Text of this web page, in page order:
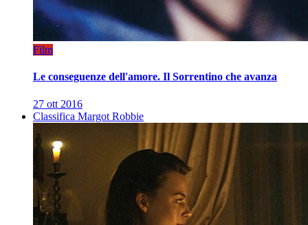
Film
Le conseguenze dell'amore. Il Sorrentino che avanza
27 ott 2016
Classifica Margot Robbie